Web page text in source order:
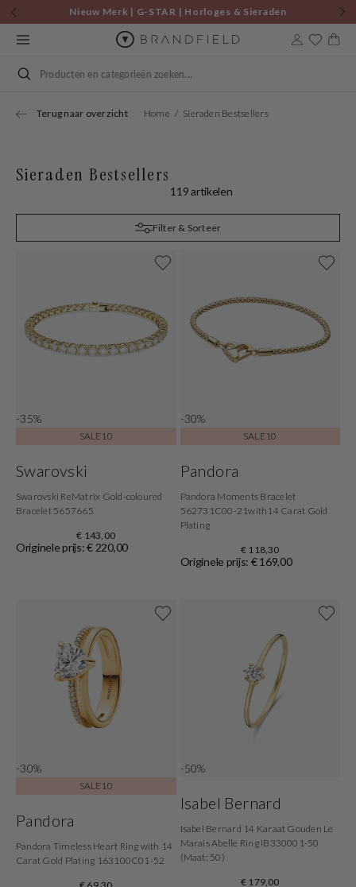
Skip to
content
Nieuw Merk | G-STAR | Horloges & Sieraden
Cart
Search
Terug naar overzicht Home Sieraden Bestsellers
Sieraden Bestsellers
119 artikelen
Filter & Sorteer
-35%
SALE10
Swarovski
Swarovski ReMatrix Gold-coloured
Bracelet 5657665
€ 143,00
Originele prijs: € 220,00
-30%
SALE10
Pandora
Pandora Moments Bracelet
562731C00-21with14 Carat Gold
Plating
€ 118,30
Originele prijs: € 169,00
-30%
SALE10
Pandora
Pandora Timeless Heart Ring with 14
Carat Gold Plating 163100C01-52
-50%
Isabel Bernard
Isabel Bernard 14 Karaat Gouden Le
Marais Abelle Ring IB330001-50
(Maat: 50)
€ 179,00